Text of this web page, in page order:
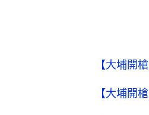
【大埔開
【大埔開